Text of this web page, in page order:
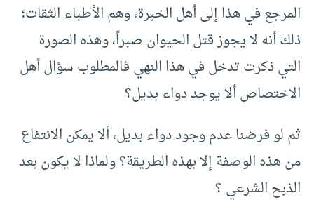
المرجع في هذا إلى أهل الخبرة، وهم الأطباء الثقات؛
ذلك أنه لا يجوز قتل الحيوان صبراً، وهذه الصورة
التي ذكرت تدخل في هذا النهي فالمطلوب سؤال أهل
الاختصاص ألا يوجد دواء بديل؟
ثم لو فرضنا عدم وجود دواء بديل، ألا يمكن الانتفاع
من هذه الوصفة إلا بهذه الطريقة؟ ولماذا لا يكون بعد
الذبح الشرعي ؟